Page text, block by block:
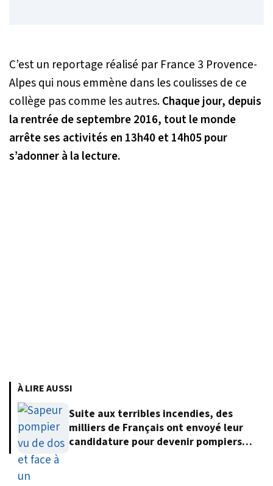
C’est un reportage réalisé par France 3 Provence-
Alpes qui nous emmène dans les coulisses de ce
collège pas comme les autres.Chaque jour, depuis
la rentrée de septembre 2016, tout le monde
arrête ses activités en 13h40 et 14h05 pour
s’adonner à la lecture.
À LIRE AUSSI
Suite aux terribles incendies, des
milliers de Français ont envoyé leur
candidature pour devenir pompiers